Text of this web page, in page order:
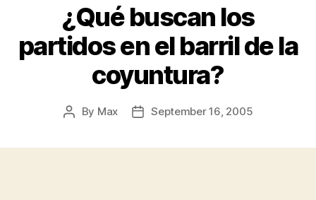
¿Qué buscan los
partidos en el barril de la
coyuntura?
Post
By Max
PostSeptember 16, 2005